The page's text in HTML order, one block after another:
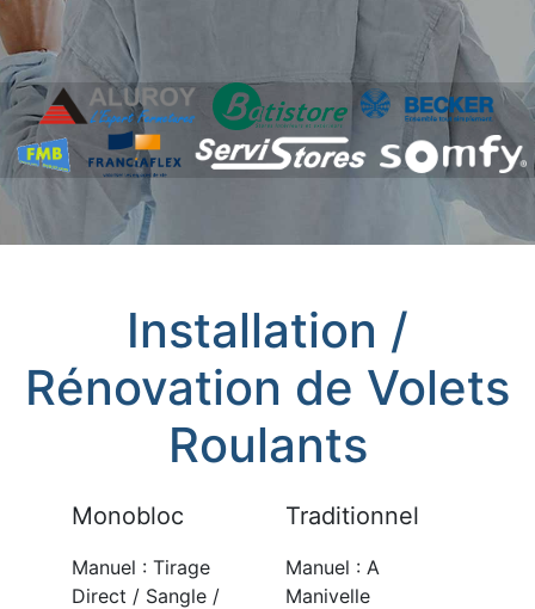
Installation /
Rénovation de Volets
Roulants
Monobloc
Manuel : Tirage
Direct / Sangle /
Traditionnel
Manuel : A
Manivelle